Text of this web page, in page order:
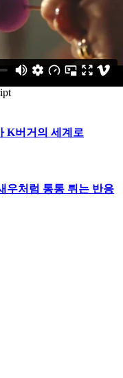
새우
K버거의 세계로
우처럼 통통 튀는 반응